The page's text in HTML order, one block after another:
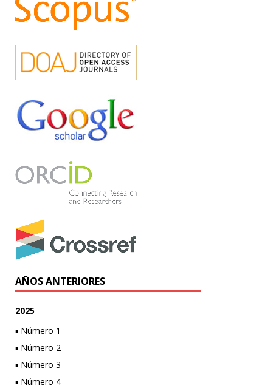
AÑOS ANTERIORES
2025
▪ Número 1
▪ Número 2
▪ Número 3
▪ Número 4